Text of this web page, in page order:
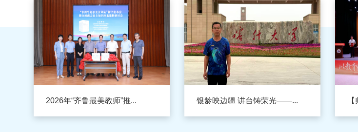
2026年“齐鲁最美教师”推... 银龄映边疆 讲台铸荣光——...